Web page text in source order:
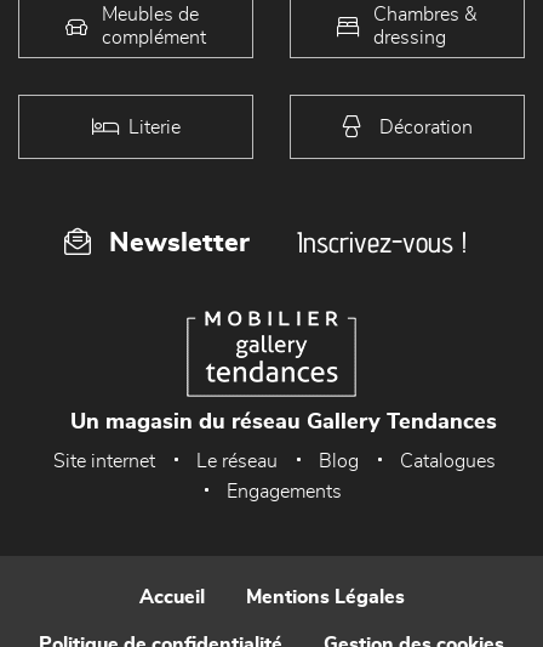
Meubles de
complément
Chambres &
dressing
Literie Décoration
Newsletter Inscrivez-vous !
Un magasin du réseau Gallery Tendances
Site internet Le réseau Blog
Catalogues
Engagements
Accueil Mentions Légales